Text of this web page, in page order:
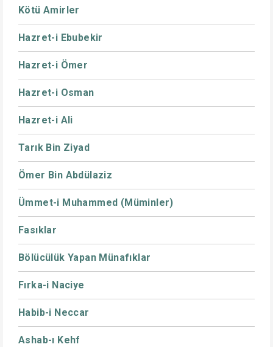
Kötü Amirler
Hazret-i Ebubekir
Hazret-i Ömer
Hazret-i Osman
Hazret-i Ali
Tarık Bin Ziyad
Ömer Bin Abdülaziz
Ümmet-i Muhammed (Müminler)
Fasıklar
Bölücülük Yapan Münafıklar
Fırka-i Naciye
Habib-i Neccar
Ashab-ı Kehf